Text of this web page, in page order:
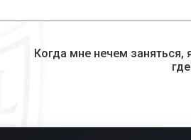
Когда мне нечем заняться,